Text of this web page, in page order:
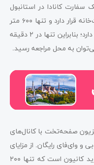
کانادا در استانبول
متر
دقیقه
.
صفحه‌تخت با کانال‌های
و وای‌فای رایگان. از مزایای
دیگر این هتل نزدیکی به مترو و مرکز خرید کانیون است که تنها ۲۰۰